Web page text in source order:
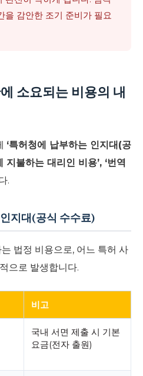
을 감안한 조기 준비가 필요
소요되는 비용의 내
‘특허청에 납부하는 인지대(공
지불하는 대리인 비용’, ‘번역
.
지대(공식 수수료)
법정 비용으로, 어느 특허 사
으로 발생합니다.
비고
국내 서면 제출 시 기본
요금(전자 출원)